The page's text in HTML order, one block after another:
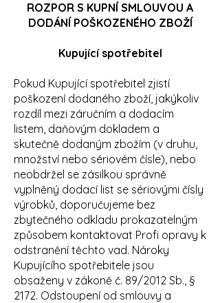
ROZPOR S KUPNÍ SMLOUVOU A
DODÁNÍ POŠKOZENÉHO ZBOŽÍ
Kupující spotřebitel
Pokud Kupující spotřebitel zjistí
poškození dodaného zboží, jakýkoliv
rozdíl mezi záručním a dodacím
listem, daňovým dokladem a
skutečně dodaným zbožím (v druhu,
množství nebo sériovém čísle), nebo
neobdržel se zásilkou správně
vyplněný dodací list se sériovými čísly
výrobků, doporučujeme bez
zbytečného odkladu prokazatelným
způsobem kontaktovat Profi opravy k
odstranění těchto vad. Nároky
Kupujícího spotřebitele jsou
obsaženy v zákoně č. 89/2012 Sb., §
2172. Odstoupení od smlouvy a